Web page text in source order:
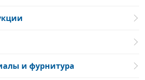
и фурнитура